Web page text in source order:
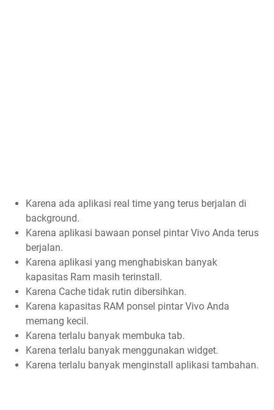
Karena ada aplikasi real time yang terus berjalan di
background.
Karena aplikasi bawaan ponsel pintar Vivo Anda terus
berjalan.
Karena aplikasi yang menghabiskan banyak
kapasitas Ram masih terinstall.
Karena Cache tidak rutin dibersihkan.
Karena kapasitas RAM ponsel pintar Vivo Anda
memang kecil.
Karena terlalu banyak membuka tab.
Karena terlalu banyak menggunakan widget.
Karena terlalu banyak menginstall aplikasi tambahan.